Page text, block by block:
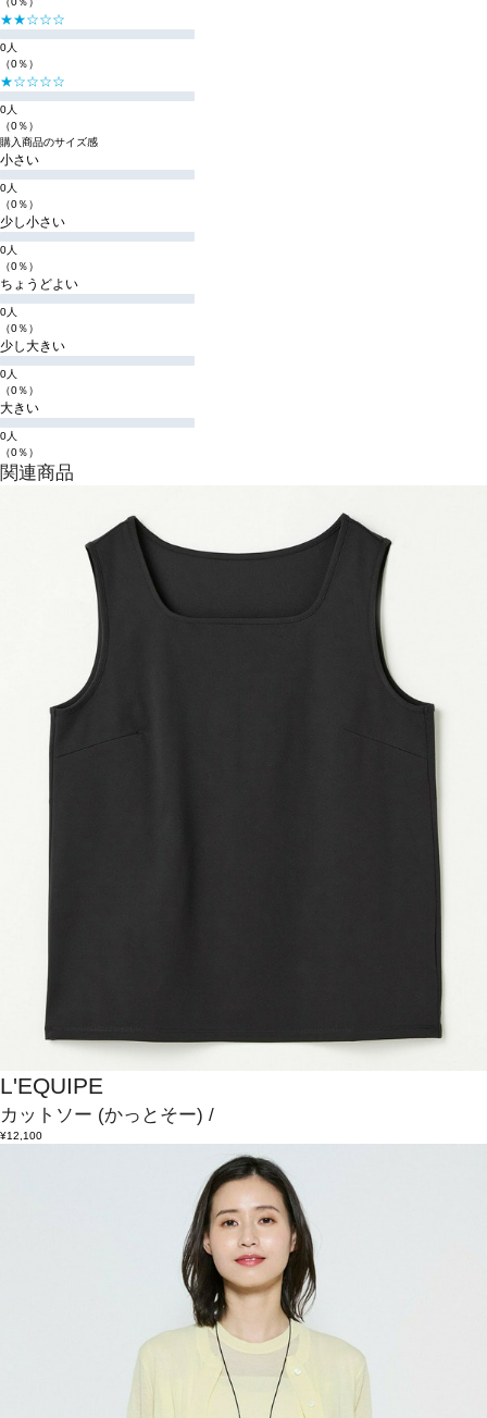
★★☆☆☆
0人
（0％）
★☆☆☆☆
0人
（0％）
購入商品のサイズ感
小さい
0人
（0％）
少し小さい
0人
（0％）
ちょうどよい
0人
（0％）
少し大きい
0人
（0％）
大きい
0人
（0％）
関連商品
L'EQUIPE
カットソー (かっとそー) /
¥12,100